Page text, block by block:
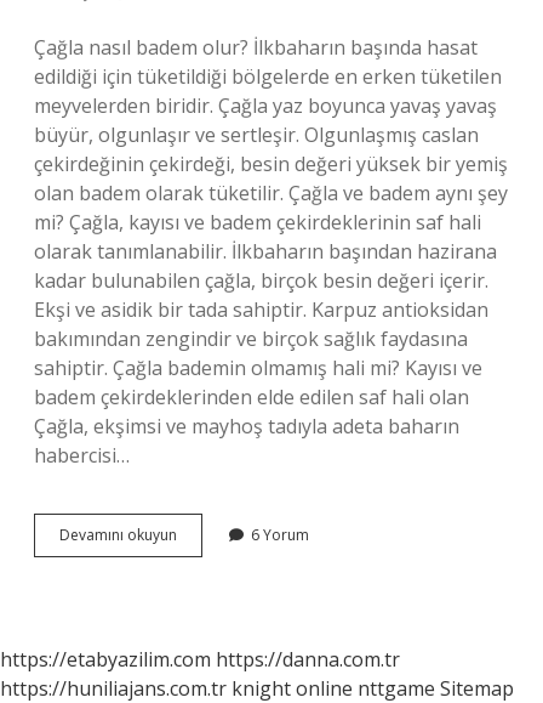
Çağla nasıl badem olur? İlkbaharın başında hasat
edildiği için tüketildiği bölgelerde en erken tüketilen
meyvelerden biridir. Çağla yaz boyunca yavaş yavaş
büyür, olgunlaşır ve sertleşir. Olgunlaşmış caslan
çekirdeğinin çekirdeği, besin değeri yüksek bir yemiş
olan badem olarak tüketilir. Çağla ve badem aynı şey
mi? Çağla, kayısı ve badem çekirdeklerinin saf hali
olarak tanımlanabilir. İlkbaharın başından hazirana
kadar bulunabilen çağla, birçok besin değeri içerir.
Ekşi ve asidik bir tada sahiptir. Karpuz antioksidan
bakımından zengindir ve birçok sağlık faydasına
sahiptir. Çağla bademin olmamış hali mi? Kayısı ve
badem çekirdeklerinden elde edilen saf hali olan
Çağla, ekşimsi ve mayhoş tadıyla adeta baharın
habercisi…
Devamını okuyun
Ile
6 Yorum
https://etabyazilim.com https://danna.com.tr
https://huniliajans.com.tr knight online nttgame Sitemap